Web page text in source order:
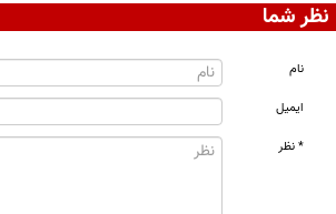
نظر شما
نام
ایمیل
* نظر